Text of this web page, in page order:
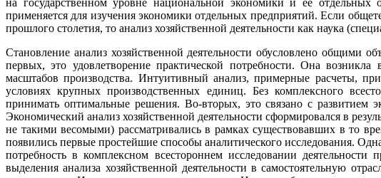
применяется для изучения экономики отдельных предприятий. Если
прошлого столетия, то анализ хозяйственной деятельности как наука
Становление анализ хозяйственной деятельности обусловлено
первых, это удовлетворение практической потребности. Она
масштабов производства. Интуитивный анализ, примерные расчеты,
условиях крупных производственных единиц. Без комплексного
принимать оптимальные решения. Во-вторых, это связано с развитием
Экономический анализ хозяйственной деятельности сформировался в
не такими весомыми) рассматривались в рамках существовавших в то
появились первые простейшие способы аналитического исследования.
потребность в комплексном всестороннем исследовании
выделения анализа хозяйственной деятельности в самостоятельную